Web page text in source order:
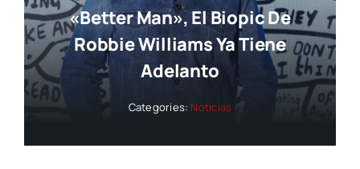
«Better Man», El Biopic De
Robbie Williams Ya Tiene
Adelanto
Categories: Noticias